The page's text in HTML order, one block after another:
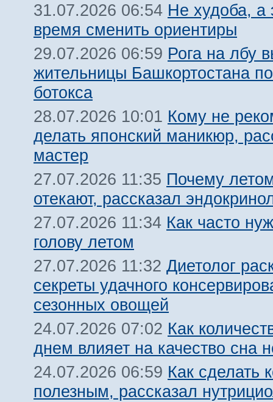
31.07.2026 06:54 Не худоба, а
время сменить ориентиры
29.07.2026 06:59 Рога на лбу
жительницы Башкортостана
ботокса
28.07.2026 10:01 Кому не
делать японский маникюр,
мастер
27.07.2026 11:35 Почему
отекают, рассказал
27.07.2026 11:34 Как часто
голову летом
27.07.2026 11:32 Диетолог
секреты удачного
сезонных овощей
24.07.2026 07:02 Как
днем влияет на качество сна
24.07.2026 06:59 Как сделать
полезным, рассказал